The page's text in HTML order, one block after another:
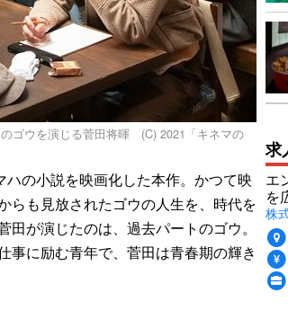
ゴウを演じる菅田将暉 (C) 2021「キネマの
の小説を映画化した本作。かつて映
らも見放されたゴウの人生を、時代を
が演じたのは、過去パートのゴウ。
事に励む青年で、菅田は青春期の輝き
求
エ
を
株